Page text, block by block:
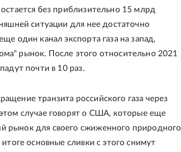
остается без приблизительно 15 млрд
ситуации для нее достаточно
один канал экспорта газа на запад,
рынок. После этого относительно 2021
почти в 10 раз.
транзита российского газа через
случае говорят о США, которые еще
рынок для своего сжиженного природного
основные сливки с этого снимут